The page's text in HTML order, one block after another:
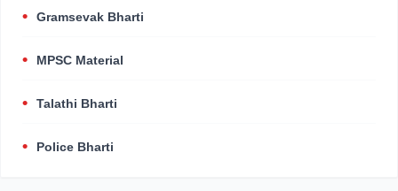
Gramsevak Bharti
MPSC Material
Talathi Bharti
Police Bharti